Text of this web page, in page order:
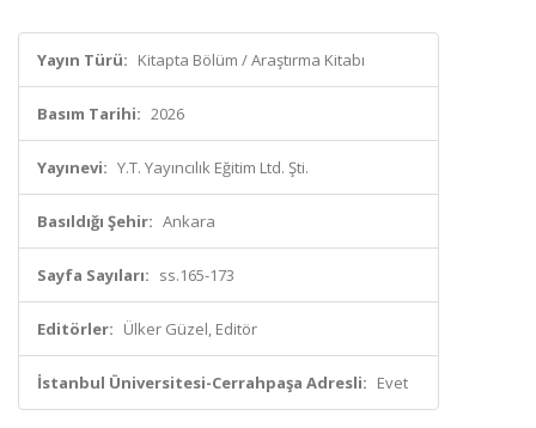
Yayın Türü: Kitapta Bölüm / Araştırma Kitabı
Basım Tarihi: 2026
Yayınevi: Y.T. Yayıncılık Eğitim Ltd. Şti.
Basıldığı Şehir: Ankara
Sayfa Sayıları: ss.165-173
Editörler: Ülker Güzel, Editör
İstanbul Üniversitesi-Cerrahpaşa Adresli: Evet